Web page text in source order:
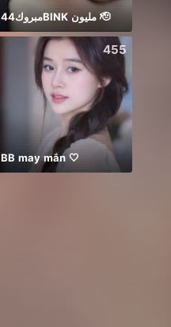
مبروك44BlNK مليون 🫡
455
BB may mắn 🤍